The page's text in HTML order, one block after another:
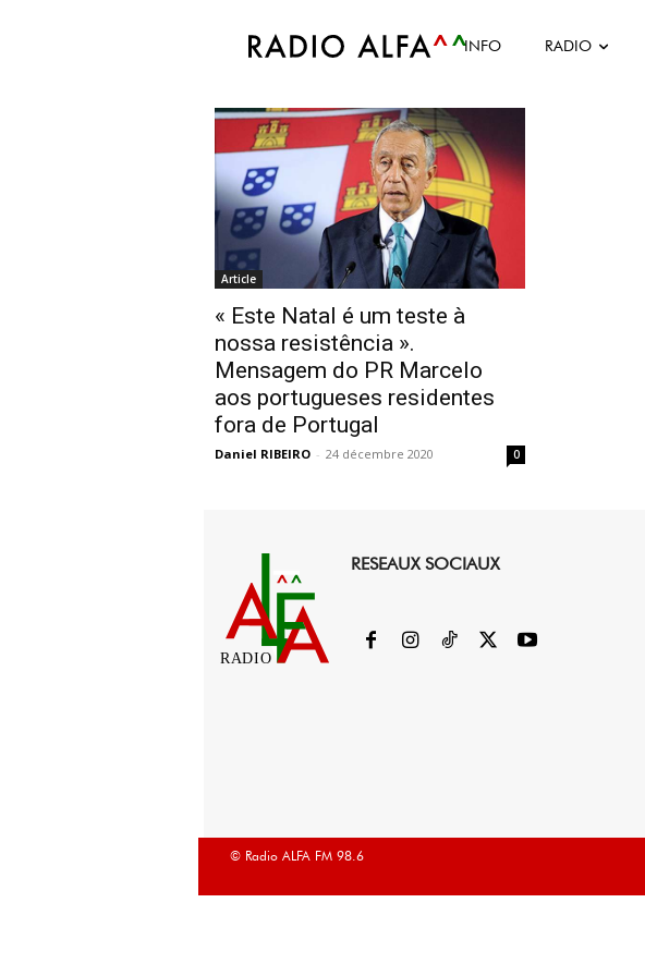
INFO RADIO
Accueil Tags Mensagem Ano Novo PR
Tag: Mensagem Ano Novo PR
Article
« Este Natal é um teste à
nossa resistência ».
Mensagem do PR Marcelo
aos portugueses residentes
fora de Portugal
Daniel RIBEIRO - 24 décembre 2020 0
RADIO
RESEAUX SOCIAUX
© Radio ALFA FM 98.6